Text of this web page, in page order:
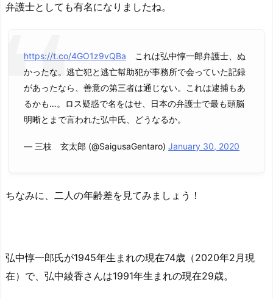
弁護士としても有名になりましたね。
https://t.co/4GO1z9vQBa これは弘中惇一郎弁護士、ぬ
かったな。逃亡犯と逃亡幇助犯が事務所で会っていた記録
があったなら、善意の第三者は通じない。これは逮捕もあ
るかも…。ロス疑惑で名をはせ、日本の弁護士で最も頭脳
明晰とまで言われた弘中氏、どうなるか。
— 三枝 玄太郎 (@SaigusaGentaro) January 30, 2020
ちなみに、二人の年齢差を見てみましょう！
弘中惇一郎氏が1945年生まれの現在74歳（2020年2月現
在）で、弘中綾香さんは1991年生まれの現在29歳。